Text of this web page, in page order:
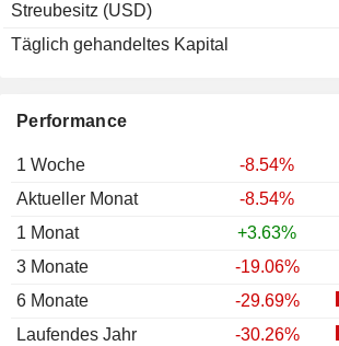
Performance
1 Woche
-8.54%
Aktueller Monat
-8.54%
1 Monat
+3.63%
3 Monate
-19.06%
6 Monate
-29.69%
Laufendes Jahr
-30.26%
Streubesitz (USD)
Täglich gehandeltes Kapital